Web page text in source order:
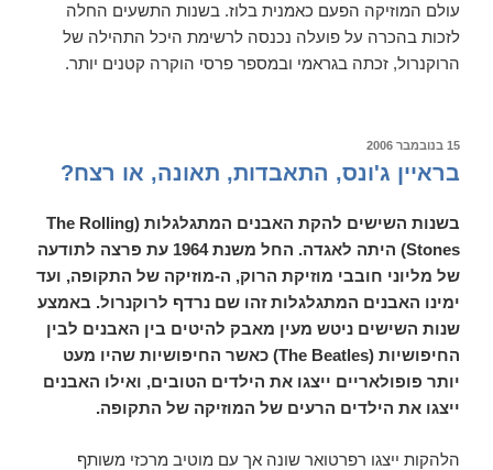
עולם המוזיקה הפעם כאמנית בלוז. בשנות התשעים החלה
לזכות בהכרה על פועלה נכנסה לרשימת היכל התהילה של
הרוקנרול, זכתה בגראמי ובמספר פרסי הוקרה קטנים יותר.
פורסם
15 בנובמבר 2006
בראיין ג'ונס, התאבדות, תאונה, או רצח?
בשנות השישים להקת האבנים המתגלגלות (The Rolling
Stones) היתה לאגדה. החל משנת 1964 עת פרצה לתודעה
של מליוני חובבי מוזיקת הרוק, ה-מוזיקה של התקופה, ועד
ימינו האבנים המתגלגלות זהו שם נרדף לרוקנרול. באמצע
שנות השישים ניטש מעין מאבק להיטים בין האבנים לבין
החיפושיות (The Beatles) כאשר החיפושיות שהיו מעט
יותר פופולאריים ייצגו את הילדים הטובים, ואילו האבנים
ייצגו את הילדים הרעים של המוזיקה של התקופה.
הלהקות ייצגו רפרטואר שונה אך עם מוטיב מרכזי משותף